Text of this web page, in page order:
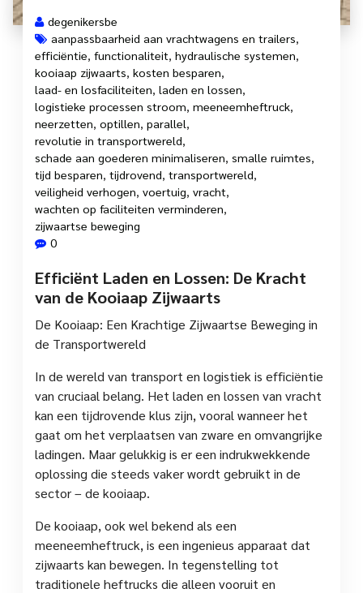
degenikersbe
aanpassbaarheid aan vrachtwagens en trailers,
efficiëntie, functionaliteit, hydraulische systemen,
kooiaap zijwaarts, kosten besparen,
laad- en losfaciliteiten, laden en lossen,
logistieke processen stroom, meeneemheftruck,
neerzetten, optillen, parallel,
revolutie in transportwereld,
schade aan goederen minimaliseren, smalle ruimtes,
tijd besparen, tijdrovend, transportwereld,
veiligheid verhogen, voertuig, vracht,
wachten op faciliteiten verminderen,
zijwaartse beweging
0
Efficiënt Laden en Lossen: De Kracht
van de Kooiaap Zijwaarts
De Kooiaap: Een Krachtige Zijwaartse Beweging in
de Transportwereld
In de wereld van transport en logistiek is efficiëntie
van cruciaal belang. Het laden en lossen van vracht
kan een tijdrovende klus zijn, vooral wanneer het
gaat om het verplaatsen van zware en omvangrijke
ladingen. Maar gelukkig is er een indrukwekkende
oplossing die steeds vaker wordt gebruikt in de
sector – de kooiaap.
De kooiaap, ook wel bekend als een
meeneemheftruck, is een ingenieus apparaat dat
zijwaarts kan bewegen. In tegenstelling tot
traditionele heftrucks die alleen vooruit en